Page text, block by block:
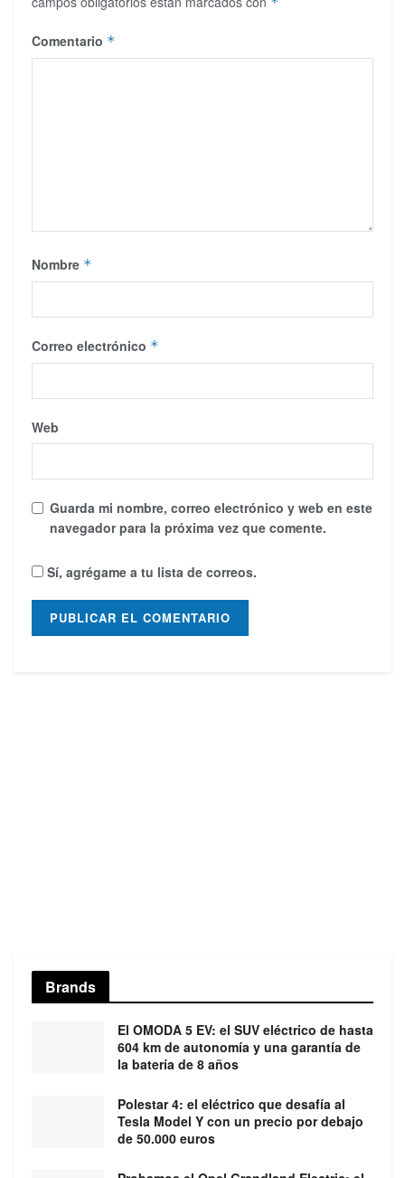
Comentario *
Nombre *
Correo electrónico *
Web
Guarda mi nombre, correo electrónico y web en este
navegador para la próxima vez que comente.
Sí, agrégame a tu lista de correos.
Brands
El OMODA 5 EV: el SUV eléctrico de hasta
604 km de autonomía y una garantía de
la batería de 8 años
Polestar 4: el eléctrico que desafía al
Tesla Model Y con un precio por debajo
de 50.000 euros